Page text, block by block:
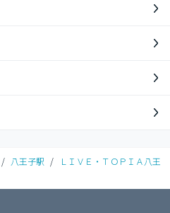
/ 八王子駅 /
ＬＩＶＥ・ＴＯＰＩＡ八王